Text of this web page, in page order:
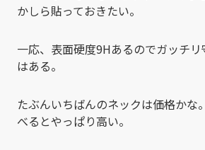
かしら貼っておきたい。
一応、表面硬度9Hあるのでガッチ
はある。
たぶんいちばんのネックは価格かな
べるとやっぱり高い。